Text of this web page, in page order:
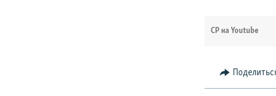
СР на Youtube